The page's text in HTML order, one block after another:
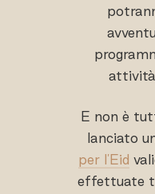
E non è
lanciato
per l'Eid
effettuate